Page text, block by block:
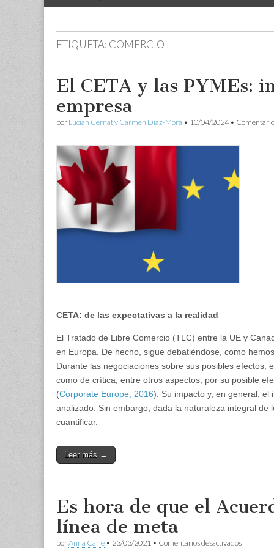
menu
ETIQUETA: COMERCIO
El CETA y las PYMEs:
empresa
por Lucian Cernat y Carmen Díaz-Mora • 10/04/2024•
CETA: de las expectativas a la realidad
El Tratado de Libre Comercio (TLC) entre la UE y
en Europa. De hecho, sigue debatiéndose, como
Durante las negociaciones sobre sus posibles efectos,
como de crítica, entre otros aspectos, por su posible
(Corporate Europe, 2016). Su impacto y, en general, el
analizado. Sin embargo, dada la naturaleza integral
cuantificar.
Leer más →
Es hora de que el
línea de meta
porAnna Carle • 23/03/2021 • Comentarios desactivadosen